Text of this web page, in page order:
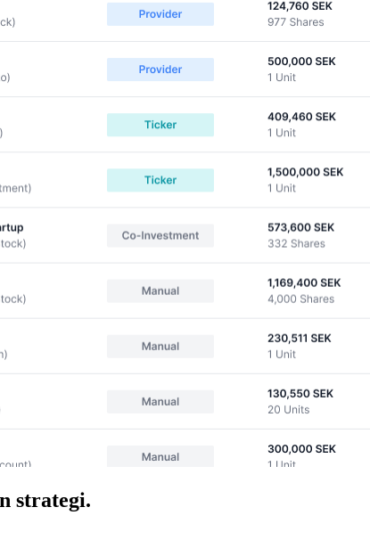
strategi.